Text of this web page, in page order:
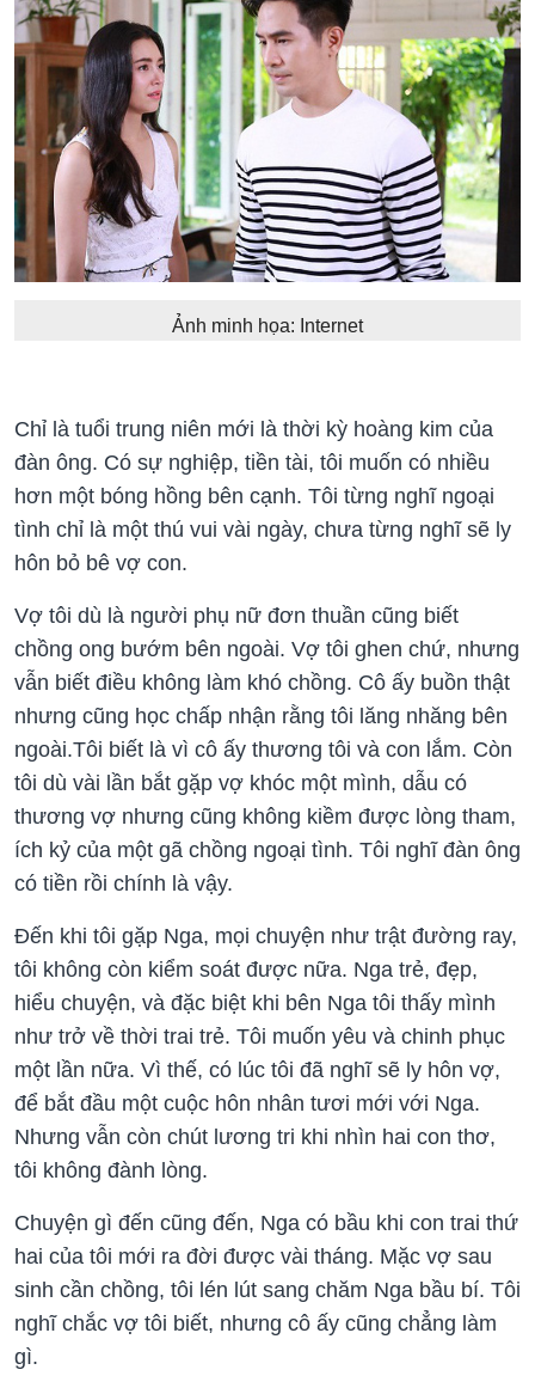
Ảnh minh họa: Internet
Chỉ là tuổi trung niên mới là thời kỳ hoàng kim của
đàn ông. Có sự nghiệp, tiền tài, tôi muốn có nhiều
hơn một bóng hồng bên cạnh. Tôi từng nghĩ ngoại
tình chỉ là một thú vui vài ngày, chưa từng nghĩ sẽ ly
hôn bỏ bê vợ con.
Vợ tôi dù là người phụ nữ đơn thuần cũng biết
chồng ong bướm bên ngoài. Vợ tôi ghen chứ, nhưng
vẫn biết điều không làm khó chồng. Cô ấy buồn thật
nhưng cũng học chấp nhận rằng tôi lăng nhăng bên
ngoài.Tôi biết là vì cô ấy thương tôi và con lắm. Còn
tôi dù vài lần bắt gặp vợ khóc một mình, dẫu có
thương vợ nhưng cũng không kiềm được lòng tham,
ích kỷ của một gã chồng ngoại tình. Tôi nghĩ đàn ông
có tiền rồi chính là vậy.
Đến khi tôi gặp Nga, mọi chuyện như trật đường ray,
tôi không còn kiểm soát được nữa. Nga trẻ, đẹp,
hiểu chuyện, và đặc biệt khi bên Nga tôi thấy mình
như trở về thời trai trẻ. Tôi muốn yêu và chinh phục
một lần nữa. Vì thế, có lúc tôi đã nghĩ sẽ ly hôn vợ,
để bắt đầu một cuộc hôn nhân tươi mới với Nga.
Nhưng vẫn còn chút lương tri khi nhìn hai con thơ,
tôi không đành lòng.
Chuyện gì đến cũng đến, Nga có bầu khi con trai thứ
hai của tôi mới ra đời được vài tháng. Mặc vợ sau
sinh cần chồng, tôi lén lút sang chăm Nga bầu bí. Tôi
nghĩ chắc vợ tôi biết, nhưng cô ấy cũng chẳng làm
gì.